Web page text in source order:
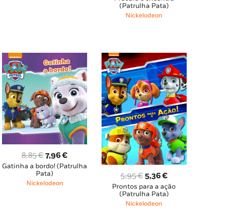
original
(Patrulha Pata)
Nickelodeon
8,85€ O
preço
original
7,96€
preço
Gatinha a bordo! (Patrulha
Pata)
Nickelodeon
5,95€ O
preço
original
5,36€O
preço
atual
Prontos para a ação
(Patrulha Pata)
Nickelodeon